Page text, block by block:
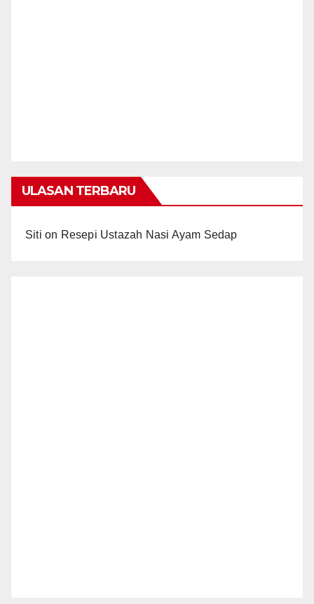
ULASAN TERBARU
Siti on Resepi Ustazah Nasi Ayam Sedap